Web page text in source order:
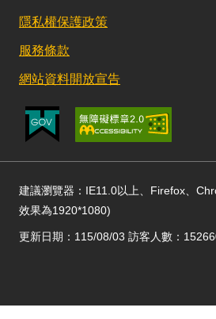
隱私權保護政策
服務條款
網站資料開放宣告
建議瀏覽器：IE11.0以上、Firefox、
效果為1920*1080)
更新日期：115/08/03 訪客人數：